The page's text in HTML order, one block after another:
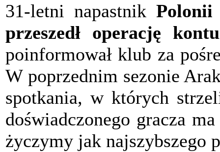
31-letni napastnik
przeszedł operację
poinformował klub za
W poprzednim sezonie
spotkania, w których
doświadczonego gracza
życzymy jak najszybszego